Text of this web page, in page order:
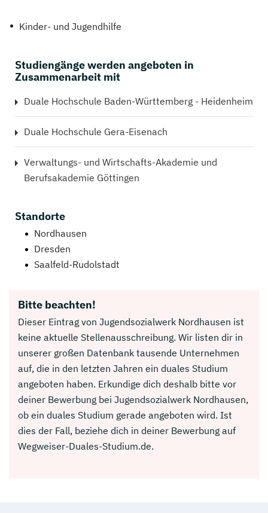
Kinder- und Jugendhilfe
Studiengänge werden angeboten in
Zusammenarbeit mit
Duale Hochschule Baden-Württemberg - Heidenheim
Duale Hochschule Gera-Eisenach
Verwaltungs- und Wirtschafts-Akademie und
Berufsakademie Göttingen
Standorte
Nordhausen
Dresden
Saalfeld-Rudolstadt
Bitte beachten!
Dieser Eintrag von Jugendsozialwerk Nordhausen ist
keine aktuelle Stellenausschreibung. Wir listen dir in
unserer großen Datenbank tausende Unternehmen
auf, die in den letzten Jahren ein duales Studium
angeboten haben. Erkundige dich deshalb bitte vor
deiner Bewerbung bei Jugendsozialwerk Nordhausen,
ob ein duales Studium gerade angeboten wird. Ist
dies der Fall, beziehe dich in deiner Bewerbung auf
Wegweiser-Duales-Studium.de.